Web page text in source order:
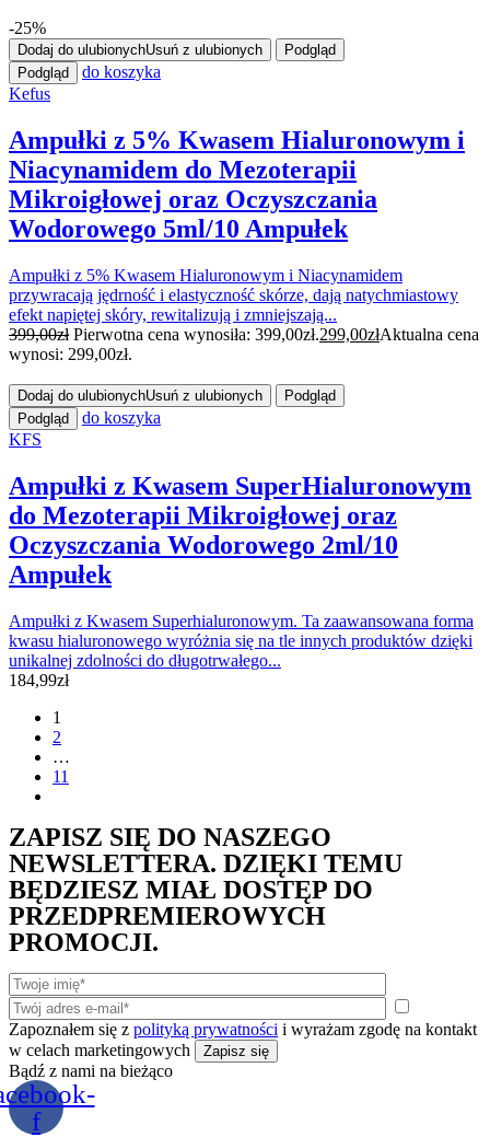
-25%
Dodaj do ulubionychUsuń z ulubionych
Podgląd
Podgląd
do koszyka
Kefus
Ampułki z 5% Kwasem Hialuronowym i
Niacynamidem do Mezoterapii
Mikroigłowej oraz Oczyszczania
Wodorowego 5ml/10 Ampułek
Ampułki z 5% Kwasem Hialuronowym i Niacynamidem
przywracają jędrność i elastyczność skórze, dają natychmiastowy
efekt napiętej skóry, rewitalizują i zmniejszają...
399,00zł Pierwotna cena wynosiła: 399,00zł.299,00złAktualna cena
wynosi: 299,00zł.
Dodaj do ulubionychUsuń z ulubionych
Podgląd
Podgląd
do koszyka
KFS
Ampułki z Kwasem SuperHialuronowym
do Mezoterapii Mikroigłowej oraz
Oczyszczania Wodorowego 2ml/10
Ampułek
Ampułki z Kwasem Superhialuronowym. Ta zaawansowana forma
kwasu hialuronowego wyróżnia się na tle innych produktów dzięki
unikalnej zdolności do długotrwałego...
184,99zł
1
2
…
11
ZAPISZ SIĘ DO NASZEGO
NEWSLETTERA. DZIĘKI TEMU
BĘDZIESZ MIAŁ DOSTĘP DO
PRZEDPREMIEROWYCH
PROMOCJI.
Zapoznałem się z polityką prywatności i wyrażam zgodę na kontakt
w celach marketingowych
Bądź z nami na bieżąco
f